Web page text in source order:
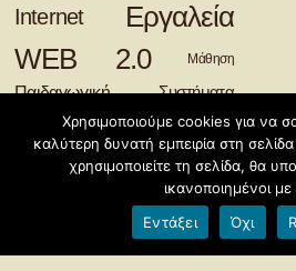
Internet
Εργαλεία
WEB 2.0
Μάθηση
Παιδαγωγική
Συστήματα
Διαχείρισης Μάθησης
©2026Διδακτική της
Φιλοξενείται από
Όροι χρήσης blogs.sch.gr|
Χρησιμοποιούμε cookies για να
καλύτερη δυνατή εμπειρία στη
χρησιμοποιείτε τη σελίδα, θα
ικανοποιημένοι
Εντάξει
Όχι